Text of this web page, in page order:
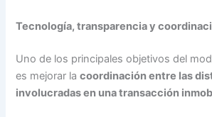
Tecnología, transparencia y
Uno de los principales objetivos del
es mejorar lacoordinación entre las
involucradas en una transacción